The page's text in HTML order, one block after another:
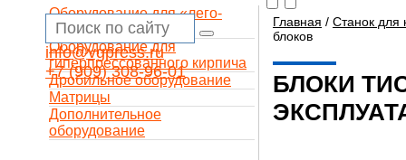
info@vgpress.ru
+7 (909) 308-96-01
Оборудование для «лего-
кирпича»
Оборудование для
гиперпрессованного кирпича
Дробильное оборудование
Матрицы
Дополнительное
оборудование
Главная / Станок для
блоков
БЛОКИ